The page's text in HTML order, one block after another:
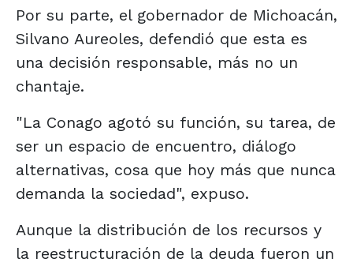
Por su parte, el gobernador de Michoacán,
Silvano Aureoles, defendió que esta es
una decisión responsable, más no un
chantaje.
"La Conago agotó su función, su tarea, de
ser un espacio de encuentro, diálogo
alternativas, cosa que hoy más que nunca
demanda la sociedad", expuso.
Aunque la distribución de los recursos y
la reestructuración de la deuda fueron un